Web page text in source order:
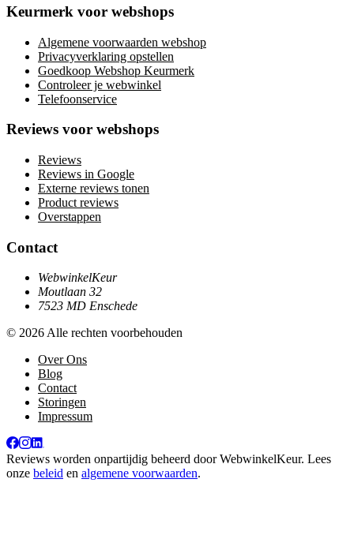
Keurmerk voor webshops
Algemene voorwaarden webshop
Privacyverklaring opstellen
Goedkoop Webshop Keurmerk
Controleer je webwinkel
Telefoonservice
Reviews voor webshops
Reviews
Reviews in Google
Externe reviews tonen
Product reviews
Overstappen
Contact
WebwinkelKeur
Moutlaan 32
7523 MD Enschede
© 2026 Alle rechten voorbehouden
Over Ons
Blog
Contact
Storingen
Impressum
Reviews worden onpartijdig beheerd doorWebwinkelKeur. Lees
onze beleid en algemene voorwaarden.